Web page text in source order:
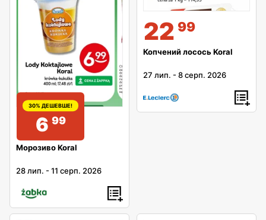
30% ДЕШЕВШЕ!
6 99
Морозиво Koral
28 лип. -11 серп. 2026
22 99
Копчений лосось Koral
27 лип. -8 серп. 2026